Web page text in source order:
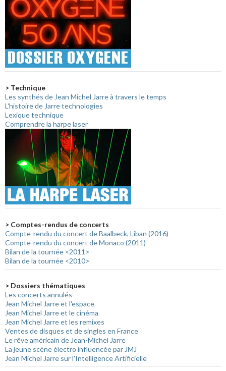
> Technique
Les synthés de Jean Michel Jarre à travers le temps
L'histoire de Jarre technologies
Lexique technique
Comprendre la harpe laser
> Comptes-rendus de concerts
Compte-rendu du concert de Baalbeck, Liban (2016)
Compte-rendu du concert de Monaco (2011)
Bilan de la tournée <2011>
Bilan de la tournée <2010>
> Dossiers thématiques
Les concerts annulés
Jean Michel Jarre et l'espace
Jean Michel Jarre et le cinéma
Jean Michel Jarre et les remixes
Ventes de disques et de singles en France
Le rêve américain de Jean-Michel Jarre
La jeune scène électro influencée par JMJ
Jean Michel Jarre sur l'Intelligence Artificielle